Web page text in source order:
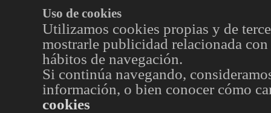
Uso de cookies
Utilizamos cookies propias y de
mostrarle publicidad relacionada
hábitos de navegación.
Si continúa navegando,
información, o bien conocer cómo
cookies